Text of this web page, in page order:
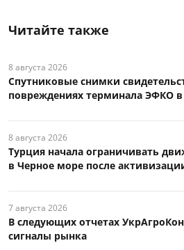
Читайте также
8 августа 2026
Спутниковые снимки
повреждениях терминала ЭФКО в
8 августа 2026
Турция начала ограничивать
в Черное море после
7 августа 2026
В следующих отчетах
сигналы рынка